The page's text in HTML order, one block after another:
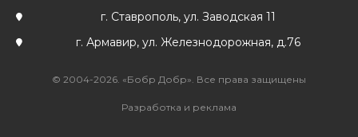
г. Ставрополь, ул. Заводская 11
г. Армавир, ул. Железнодорожная, д.76
© 2004-2026. «Бобр Добр». Все права защищены
Разработка и реклама